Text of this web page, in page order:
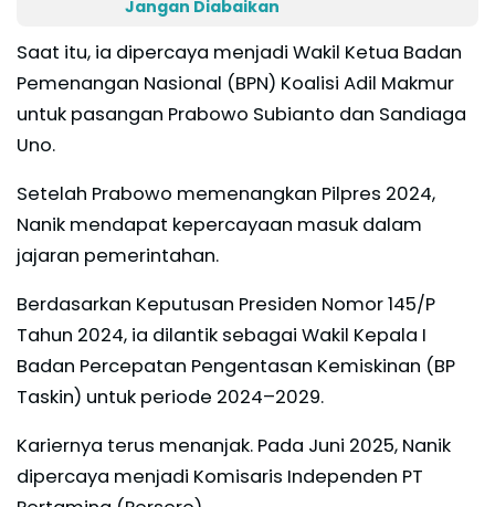
Jangan Diabaikan
Saat itu, ia dipercaya menjadi Wakil Ketua Badan
Pemenangan Nasional (BPN) Koalisi Adil Makmur
untuk pasangan Prabowo Subianto dan Sandiaga
Uno.
Setelah Prabowo memenangkan Pilpres 2024,
Nanik mendapat kepercayaan masuk dalam
jajaran pemerintahan.
Berdasarkan Keputusan Presiden Nomor 145/P
Tahun 2024, ia dilantik sebagai Wakil Kepala I
Badan Percepatan Pengentasan Kemiskinan (BP
Taskin) untuk periode 2024–2029.
Kariernya terus menanjak. Pada Juni 2025, Nanik
dipercaya menjadi Komisaris Independen PT